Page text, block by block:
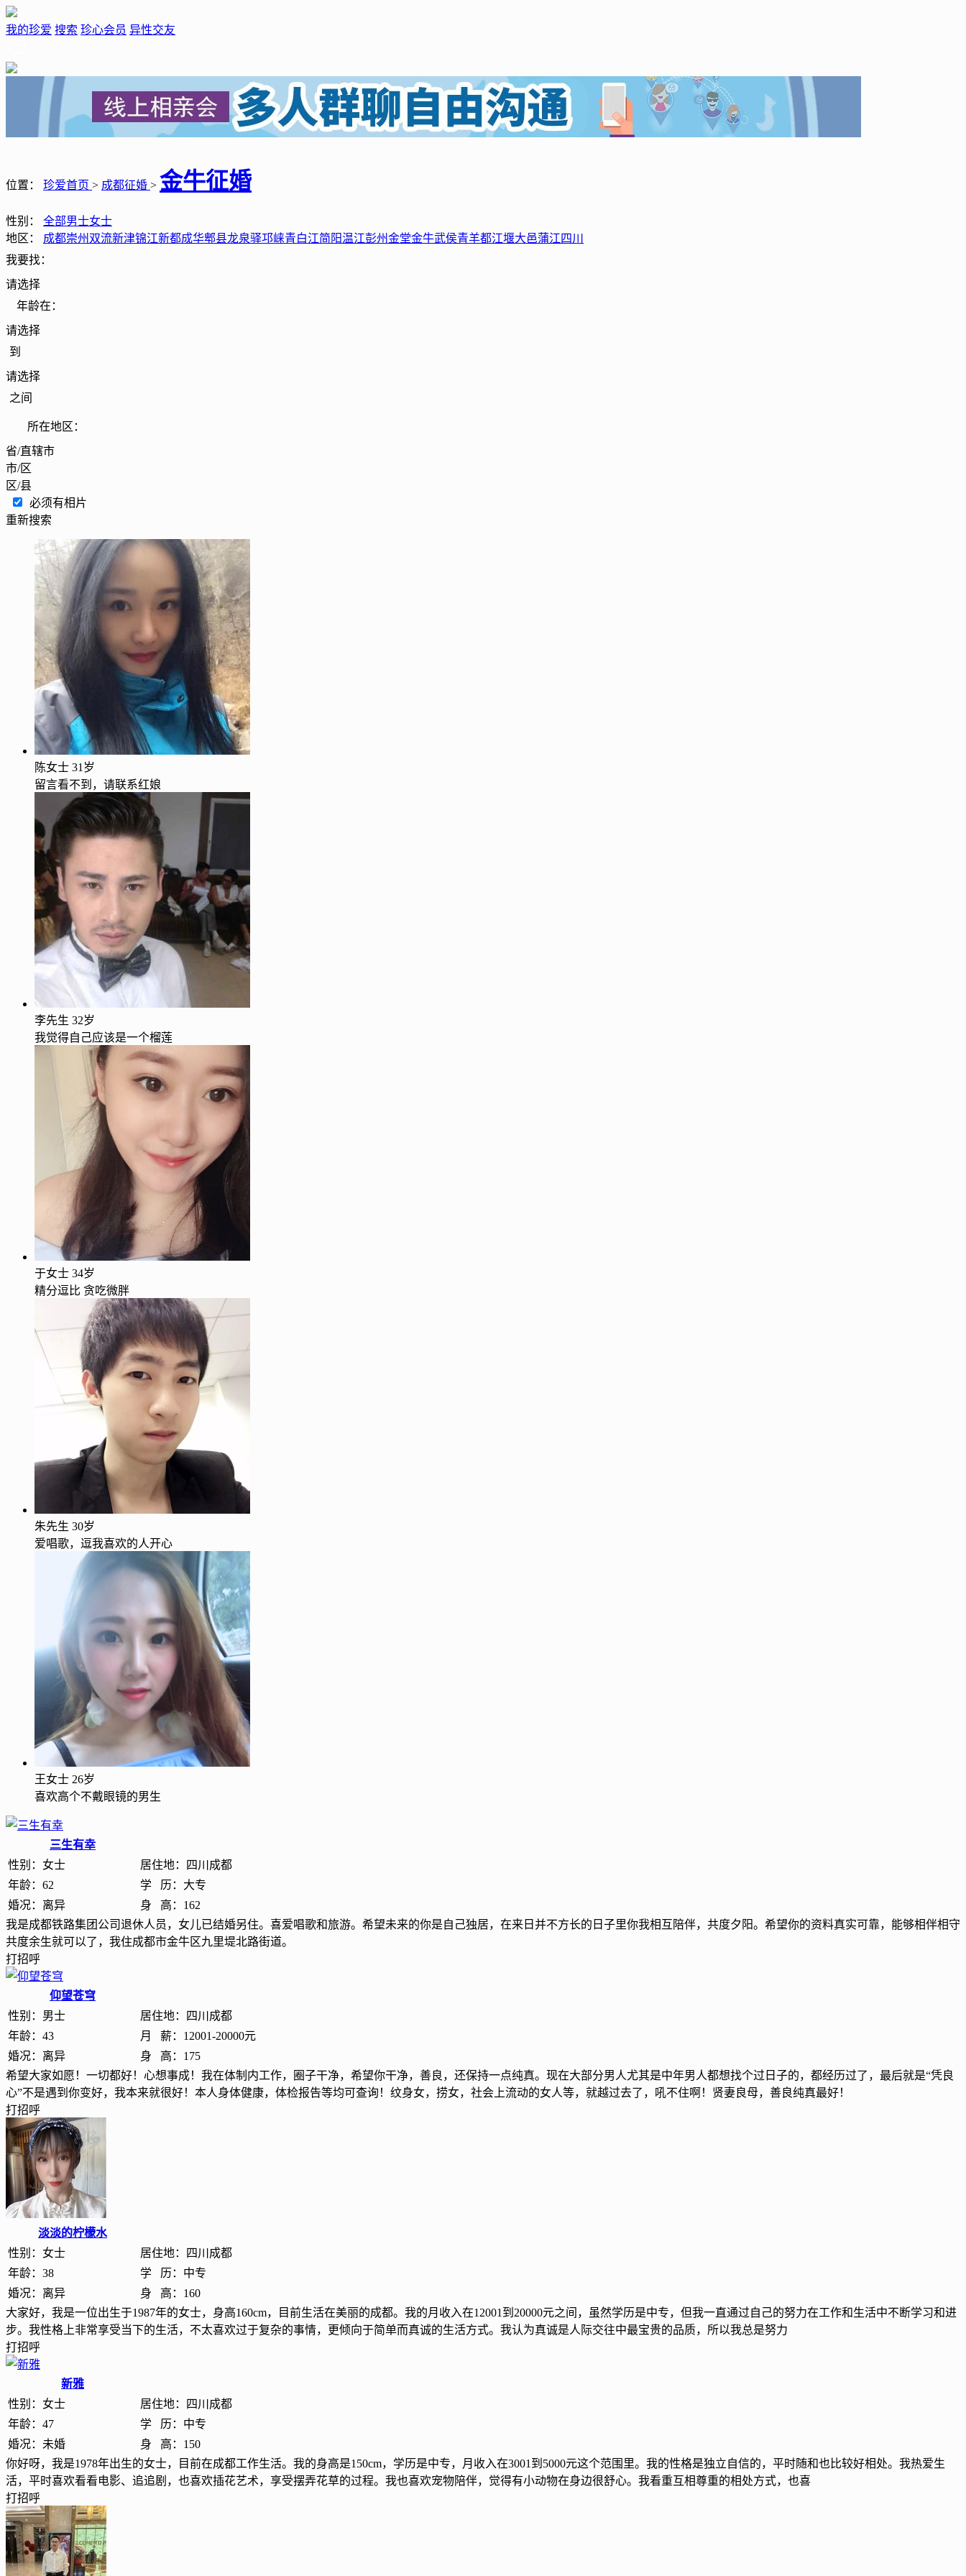
我的珍爱 搜索 珍心会员 异性交友
位置： 珍爱首页 > 成都征婚 > 金牛征婚
性别： 全部男士女士
地区：
成都崇州 双流新津锦江新都成华郫县龙泉驿邛崃青白江简阳温江彭州金堂金牛武侯青羊都江堰大邑蒲江四川
我要找：
请选择
年龄在：
请选择
到
请选择
之间
所在地区：
省/直辖市
市/区
区/县
必须有相片
重新搜索
陈女士 31岁
留言看不到，请联系红娘
李先生 32岁
我觉得自己应该是一个榴莲
于女士 34岁
精分逗比 贪吃微胖
朱先生 30岁
爱唱歌，逗我喜欢的人开心
王女士 26岁
喜欢高个不戴眼镜的男生
三生有幸
性别： 女士 居住地：
四川成都
年龄： 62 学 历： 大专
婚况： 离异 身 高： 162
我是成都铁路集团公司退休人员，女儿已结婚另住。喜爱唱歌和旅游。希望未来的你是自己独居，在来日并不方长的日子里你我相互陪伴，共度夕阳。希望你的资料真实可靠，能够相伴相守
共度余生就可以了，我住成都市金牛区九里堤北路街道。
打招呼
仰望苍穹
性别： 男士 居住地：
四川成都
年龄： 43 月 薪： 12001-20000元
婚况： 离异 身 高： 175
希望大家如愿！一切都好！心想事成！我在体制内工作，圈子干净，希望你干净，善良，还保持一点纯真。现在大部分男人尤其是中年男人都想找个过日子的，都经历过了，最后就是“凭良
心”不是遇到你变好，我本来就很好！本人身体健康，体检报告等均可查询！纹身女，捞女，社会上流动的女人等，就越过去了，吼不住啊！贤妻良母，善良纯真最好！
打招呼
淡淡的柠檬水
性别： 女士 居住地：
四川成都
年龄： 38 学 历： 中专
婚况： 离异 身 高： 160
大家好，我是一位出生于1987年的女士，身高160cm，目前生活在美丽的成都。我的月收入在12001到20000元之间，虽然学历是中专，但我一直通过自己的努力在工作和生活中不断学习和进
步。我性格上非常享受当下的生活，不太喜欢过于复杂的事情，更倾向于简单而真诚的生活方式。我认为真诚是人际交往中最宝贵的品质，所以我总是努力
打招呼
新雅
性别： 女士 居住地：
四川成都
年龄： 47 学 历： 中专
婚况： 未婚 身 高： 150
你好呀，我是1978年出生的女士，目前在成都工作生活。我的身高是150cm，学历是中专，月收入在3001到5000元这个范围里。我的性格是独立自信的，平时随和也比较好相处。我热爱生
活，平时喜欢看看电影、追追剧，也喜欢插花艺术，享受摆弄花草的过程。我也喜欢宠物陪伴，觉得有小动物在身边很舒心。我看重互相尊重的相处方式，也喜
打招呼